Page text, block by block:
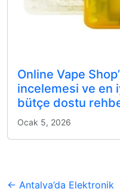
Online Vape
incelemesi ve en
bütçe dostu
Ocak 5, 2026
← Antalya’da Elektronik